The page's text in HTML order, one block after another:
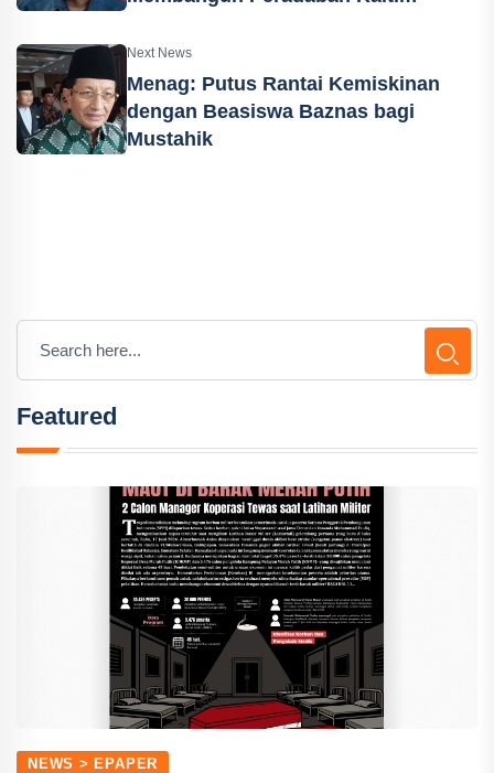
Next News
Menag: Putus Rantai Kemiskinan
dengan Beasiswa Baznas bagi
Mustahik
Featured
NEWS > EPAPER